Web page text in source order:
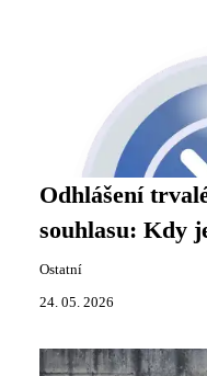
Odhlášení
souhlasu: Kdy
Ostatní
24. 05. 2026